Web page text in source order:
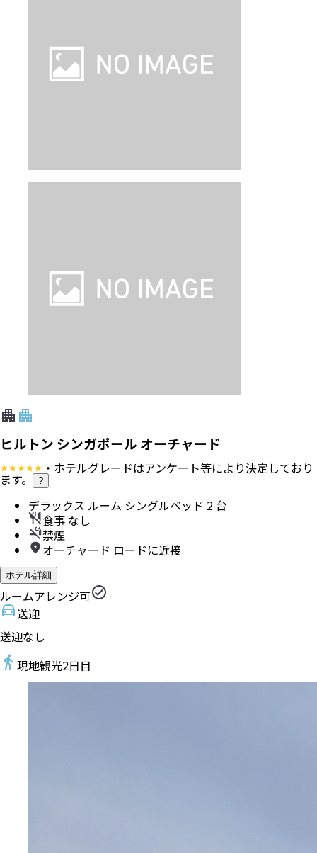
ヒルトン シンガポール オーチャード
・ホテルグレードはアンケート等により決定しており
ます。 ?
デラックス ルーム シングルベッド 2 台
食事 なし
禁煙
オーチャード ロードに近接
ホテル詳細
ルームアレンジ可
送迎
送迎なし
現地観光2日目